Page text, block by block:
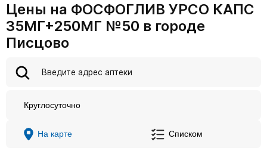
Цены на ФОСФОГЛИВ УРСО КАПС
35МГ+250МГ №50 в городе
Писцово
Круглосуточно
На карте Списком